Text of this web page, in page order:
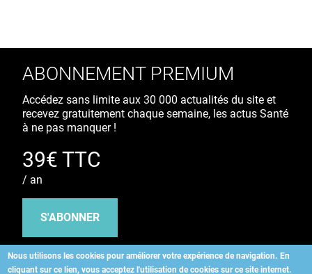
Nous utilisons les cookies pour améliorer votre expérience de navigation. En
cliquant sur ce lien, vous acceptez l'utilisation de cookies sur ce site internet.
ABONNEMENT PREMIUM
Accédez sans limite aux 30 000 actualités du site et
recevez gratuitement chaque semaine, les actus Santé
à ne pas manquer !
39€ TTC
/ an
S'ABONNER